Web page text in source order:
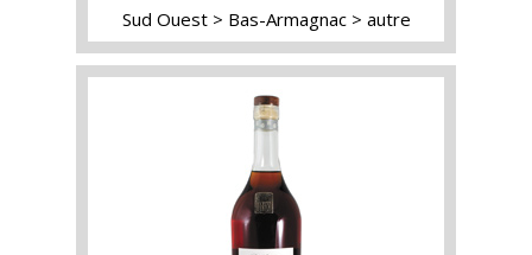
Sud Ouest Bas-Armagnac autre